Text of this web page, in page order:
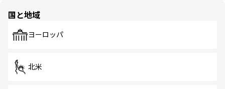
で、ホーカーズは地元の風情を楽しめる外せないスポット
国と地域
ヨーロッパ
北米